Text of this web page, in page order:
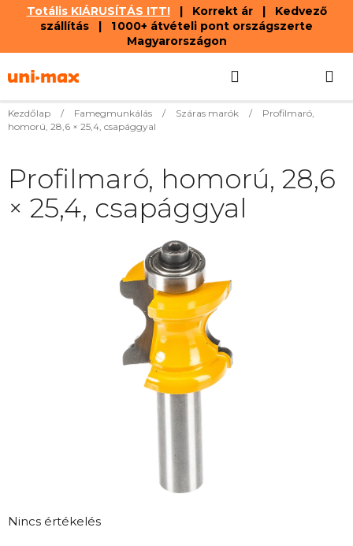
Totális KIÁRUSÍTÁS ITT!| Korrekt ár | Kedvező
szállítás | 1 000+ átvételi pont országszerte
Magyarországon
tartalomhoz
KOSÁR
Kezdőlap / Famegmunkálás / Száras marók /
Profilmaró,
homorú, 28,6 × 25,4, csapággyal
A
Nincs értékelés
Profilmaró, homorú, 28,6
× 25,4, csapággyal